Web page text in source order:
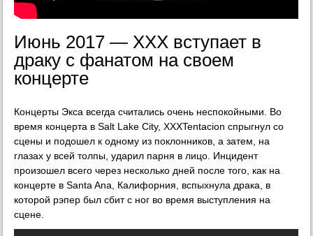
Июнь 2017 — XXX вступает в
драку с фанатом на своем
концерте
Концерты Экса всегда считались очень неспокойными. Во
время концерта в Salt Lake City, XXXTentacion спрыгнул со
сцены и подошел к одному из поклонников, а затем, на
глазах у всей толпы, ударил парня в лицо. Инцидент
произошел всего через несколько дней после того, как на
концерте в Santa Ana, Калифорния, вспыхнула драка, в
которой рэпер был сбит с ног во время выступления на
сцене.